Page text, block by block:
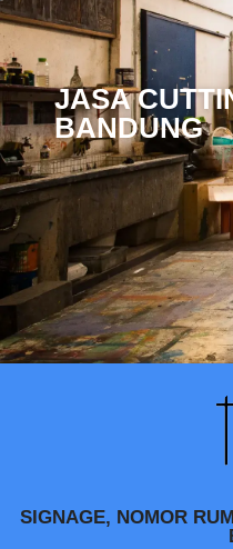
JASA
BANDUNG
SIGNAGE, NOMOR